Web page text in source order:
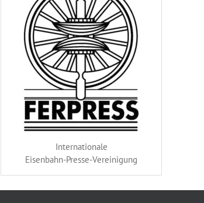
Internationale
Eisenbahn-Presse-Vereinigung